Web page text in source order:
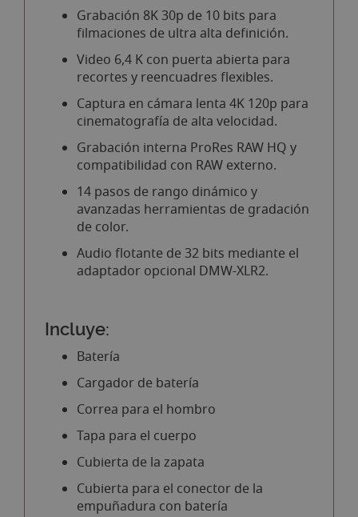
Grabación 8K 30p de 10 bits para
filmaciones de ultra alta definición.
Video 6,4 K con puerta abierta para
recortes y reencuadres flexibles.
Captura en cámara lenta 4K 120p para
cinematografía de alta velocidad.
Grabación interna ProRes RAW HQ y
compatibilidad con RAW externo.
14 pasos de rango dinámico y
avanzadas herramientas de gradación
de color.
Audio flotante de 32 bits mediante el
adaptador opcional DMW-XLR2.
Incluye:
Batería
Cargador de batería
Correa para el hombro
Tapa para el cuerpo
Cubierta de la zapata
Cubierta para el conector de la
empuñadura con batería